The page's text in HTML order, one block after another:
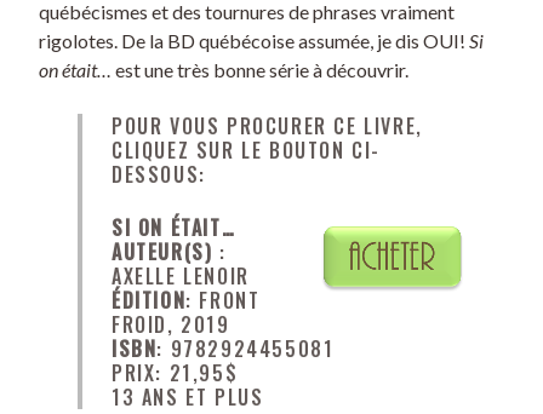
québécismes et des tournures de phrases vraiment
rigolotes. De la BD québécoise assumée, je dis OUI! Si
on était… est une très bonne série à découvrir.
POUR VOUS PROCURER CE LIVRE,
CLIQUEZ SUR LE BOUTON CI-
DESSOUS:
SI ON ÉTAIT…
AUTEUR(S) :
AXELLE LENOIR
ÉDITION: FRONT
FROID, 2019
ISBN: 9782924455081
PRIX: 21,95$
13 ANS ET PLUS